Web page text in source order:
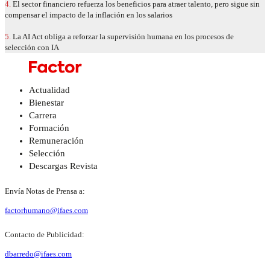
4. El sector financiero refuerza los beneficios para atraer talento, pero sigue sin
compensar el impacto de la inflación en los salarios
5. La AI Act obliga a reforzar la supervisión humana en los procesos de
selección con IA
Actualidad
Bienestar
Carrera
Formación
Remuneración
Selección
Descargas Revista
Envía Notas de Prensa a:
factorhumano@ifaes.com
Contacto de Publicidad:
dbarredo@ifaes.com